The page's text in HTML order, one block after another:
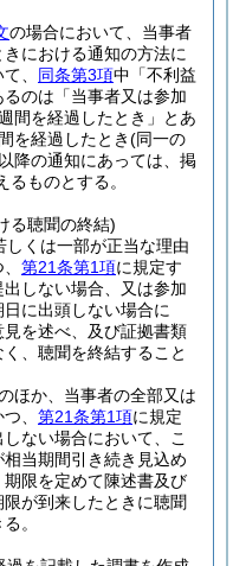
の場合において、当事者
における通知の方法に
、 同条第3項中「不利益
のは「当事者又は参加
間を経過したとき」とあ
を経過したとき(同一の
降の通知にあっては、掲
るものとする。
る聴聞の終結)
くは一部が正当な理由
第21条第1項に規定す
しない場合、又は参加
に出頭しない場合に
を述べ、及び証拠書類
、聴聞を終結すること
ほか、当事者の全部又は
、 第21条第1項に規定
ない場合において、こ
当期間引き続き見込め
限を定めて陳述書及び
が到来したときに聴聞
。